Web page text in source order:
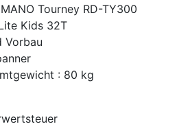
Tourney RD-TY300
Kids 32T
Vorbau
: 80 kg